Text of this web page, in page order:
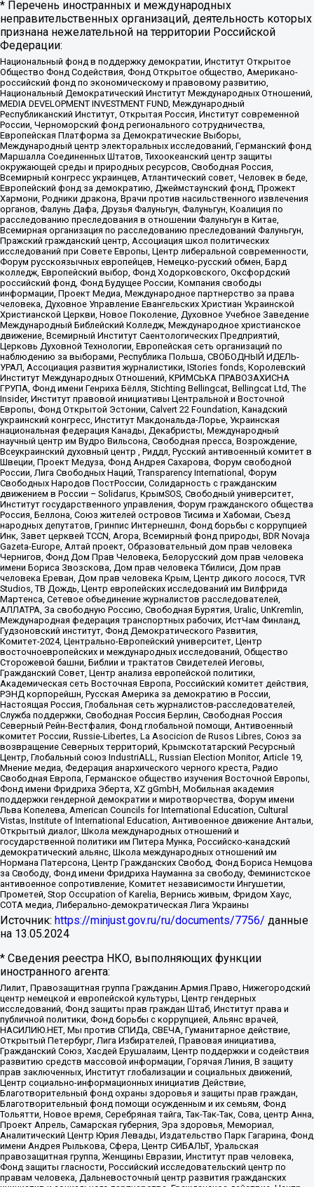
* Перечень иностранных и международных
неправительственных организаций, деятельность которых
признана нежелательной на территории Российской
Федерации:
Национальный фонд в поддержку демократии, Институт Открытое
Общество Фонд Содействия, Фонд Открытое общество, Американо-
российский фонд по экономическому и правовому развитию,
Национальный Демократический Институт Международных Отношений,
MEDIA DEVELOPMENT INVESTMENT FUND, Международный
Республиканский Институт, Открытая Россия, Институт современной
России, Черноморский фонд регионального сотрудничества,
Европейская Платформа за Демократические Выборы,
Международный центр электоральных исследований, Германский фонд
Маршалла Соединенных Штатов, Тихоокеанский центр защиты
окружающей среды и природных ресурсов, Свободная Россия,
Всемирный конгресс украинцев, Атлантический совет, Человек в беде,
Европейский фонд за демократию, Джеймстаунский фонд, Прожект
Хармони, Родники дракона, Врачи против насильственного извлечения
органов, Фалунь Дафа, Друзья Фалуньгун, Фалуньгун, Коалиция по
расследованию преследования в отношении Фалуньгун в Китае,
Всемирная организация по расследованию преследований Фалуньгун,
Пражский гражданский центр, Ассоциация школ политических
исследований при Совете Европы, Центр либеральной современности,
Форум русскоязычных европейцев, Немецко-русский обмен, Бард
колледж, Европейский выбор, Фонд Ходорковского, Оксфордский
российский фонд, Фонд Будущее России, Компания свободы
информации, Проект Медиа, Международное партнерство за права
человека, Духовное Управление Евангельских Христиан Украинской
Христианской Церкви, Новое Поколение, Духовное Учебное Заведение
Международный Библейский Колледж, Международное христианское
движение, Всемирный Институт Саентологических Предприятий,
Церковь Духовной Технологии, Европейская сеть организаций по
наблюдению за выборами, Республика Польша, СВОБОДНЫЙ ИДЕЛЬ-
УРАЛ, Ассоциация развития журналистики, IStories fonds, Королевский
Институт Международных Отношений, КРИМСЬКА ПРАВОЗАХИСНА
ГРУПА, Фонд имени Генриха Бёлля, Stichting Bellingcat, Bellingcat Ltd, The
Insider, Институт правовой инициативы Центральной и Восточной
Европы, Фонд Открытой Эстонии, Calvert 22 Foundation, Канадский
украинский конгресс, Институт Макдональда-Лорье, Украинская
национальная федерация Канады, Декабристы, Международный
научный центр им Вудро Вильсона, Свободная пресса, Возрождение,
Всеукраинский духовный центр , Риддл, Русский антивоенный комитет в
Швеции, Проект Медуза, Фонд Андрея Сахарова, Форум свободной
России, Лига Свободных Наций, Transparеncy International, Форум
Свободных Народов ПостРоссии, Солидарность с гражданским
движением в России – Solidarus, КрымSOS, Свободный университет,
Институт государственного управления, Форум гражданского общества
Россия, Беллона, Союз жителей островов Тисима и Хабомаи, Съезд
народных депутатов, Гринпис Интернешнл, Фонд борьбы с коррупцией
Инк, Завет церквей TCCN, Агора, Всемирный фонд природы, BDR Novaja
Gazeta-Europe, Алтай проект, Образовательный дом прав человека
Чернигов, Фонд Дом Прав Человека, Белорусский дом прав человека
имени Бориса Звозскова, Дом прав человека Тбилиси, Дом прав
человека Ереван, Дом прав человека Крым, Центр дикого лосося, TVR
Studios, ТВ Дождь, Центр европейских исследований им Вилфрида
Мартенса, Сетевое объединение журналистов расследователей,
АЛЛАТРА, За свободную Россию, Свободная Бурятия, Uralic, UnKremlin,
Международная федерация транспортных рабочих, ИстЧам Финланд,
Гудзоновский институт, Фонд Демократического Развития,
Комитет-2024, Центрально-Европейский университет, Центр
восточноевропейских и международных исследований, Общество
Сторожевой башни, Библии и трактатов Свидетелей Иеговы,
Гражданский Совет, Центр анализа европейской политики,
Академическая сеть Восточная Европа, Российский комитет действия,
РЭНД корпорейшн, Русская Америка за демократию в России,
Настоящая Россия, Глобальная сеть журналистов-расследователей,
Служба поддержки, Свободная Россия Берлин, Свободная Россия
Северный Рейн-Вестфалия, Фонд глобальной помощи, Антивоенный
комитет России, Russie-Libertes, La Asocicion de Rusos Libres, Союз за
возвращение Северных территорий, Крымскотатарский Ресурсный
Центр, Глобальный союз IndustriALL, Russian Election Monitor, Article 19,
Мнение медиа, Федерация анархического черного креста, Радио
Свободная Европа, Германское общество изучения Восточной Европы,
Фонд имени Фридриха Эберта, XZ gGmbH, Мобильная академия
поддержки гендерной демократии и миротворчества, Форум имени
Льва Копелева, American Councils for International Education, Cultural
Vistas, Institute of International Education, Антивоенное движение Антальи,
Открытый диалог, Школа международных отношений и
государственной политики им Питера Мунка, Российско-канадский
демократический альянс, Школа международных отношений им
Нормана Патерсона, Центр Гражданских Свобод, Фонд Бориса Немцова
за Свободу, Фонд имени Фридриха Науманна за свободу, Феминистское
антивоенное сопротивление, Комитет независимости Ингушетии,
Прометей, Stop Occupation of Karelia, Вернись живым, Фридом Хаус,
СОТА медиа, Либерально-демократическая Лига Украины
Источник: https://minjust.gov.ru/ru/documents/7756/ данные
на 13.05.2024
* Сведения реестра НКО, выполняющих функции
иностранного агента:
Лилит, Правозащитная группа Гражданин.Армия.Право, Нижегородский
центр немецкой и европейской культуры, Центр гендерных
исследований, Фонд защиты прав граждан Штаб, Институт права и
публичной политики, Фонд борьбы с коррупцией, Альянс врачей,
НАСИЛИЮ.НЕТ, Мы против СПИДа, СВЕЧА, Гуманитарное действие,
Открытый Петербург, Лига Избирателей, Правовая инициатива,
Гражданский Союз, Хасдей Ерушалаим, Центр поддержки и содействия
развитию средств массовой информации, Горячая Линия, В защиту
прав заключенных, Институт глобализации и социальных движений,
Центр социально-информационных инициатив Действие,
Благотворительный фонд охраны здоровья и защиты прав граждан,
Благотворительный фонд помощи осужденным и их семьям, Фонд
Тольятти, Новое время, Серебряная тайга, Так-Так-Так, Сова, центр Анна,
Проект Апрель, Самарская губерния, Эра здоровья, Мемориал,
Аналитический Центр Юрия Левады, Издательство Парк Гагарина, Фонд
имени Андрея Рылькова, Сфера, Центр СИБАЛЬТ, Уральская
правозащитная группа, Женщины Евразии, Институт прав человека,
Фонд защиты гласности, Российский исследовательский центр по
правам человека, Дальневосточный центр развития гражданских